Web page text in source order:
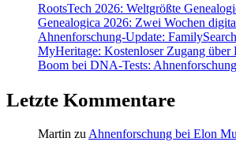
RootsTech 2026: Weltgrößte
Genealogica 2026: Zwei Wochen
Ahnenforschung-Update:
MyHeritage: Kostenloser Zugang
Boom bei DNA-Tests:
Letzte Kommentare
Martin zu Ahnenforschung bei Elon